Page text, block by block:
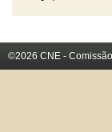
©2026 CNE -